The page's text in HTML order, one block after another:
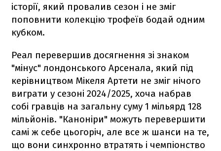
історії, який провалив сезон і не зміг
поповнити колекцію трофеїв бодай одним
кубком.
Реал перевершив досягнення зі знаком
"мінус" лондонського Арсенала, який під
керівництвом Мікеля Артети не зміг нічого
виграти у сезоні 2024/2025, хоча набрав
собі гравців на загальну суму 1 мільярд 128
мільйонів. "Каноніри" можуть перевершити
самі ж себе цьогоріч, але все ж шанси на те,
що вони синхронно втратять і чемпіонство